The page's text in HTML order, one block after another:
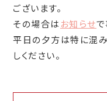
ございます。
その場合は お知らせ
平日の夕方は特に混
しください。